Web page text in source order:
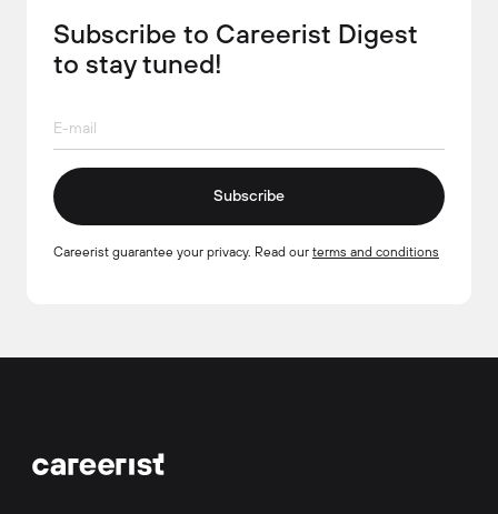
Subscribe to Careerist Digest
to stay tuned!
Subscribe
Careerist guarantee your privacy. Read our terms and conditions